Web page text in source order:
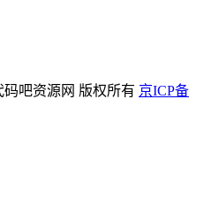
码吧资源网 版权所有 京ICP备